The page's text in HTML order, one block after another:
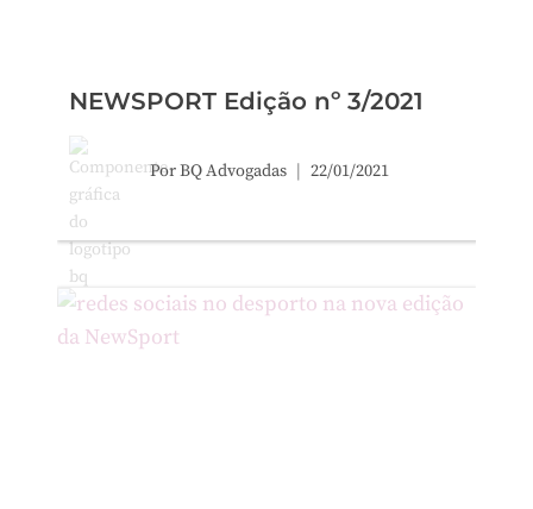
NEWSPORT Edição nº 3/2021
PorBQ Advogadas 22/01/2021